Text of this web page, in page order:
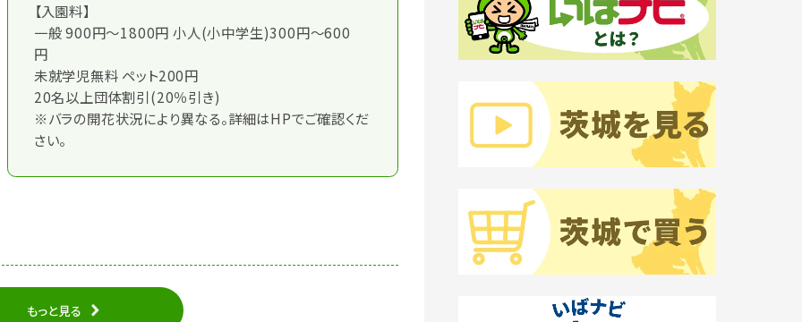
【入園料】
一般 900円～1800円 小人(小中学生)300円～600
円
未就学児無料 ペット200円
20名以上団体割引(20％引き)
※バラの開花状況により異なる。詳細はHPでご確認くだ
さい。
もっと見る